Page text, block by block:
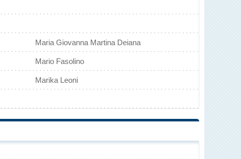
Maria Giovanna Martina Deiana
Mario Fasolino
Marika Leoni